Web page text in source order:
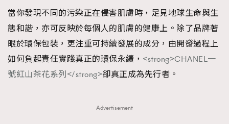
當你發現不同的污染正在侵害肌膚時，足見地球生命與生
態和諧，亦可反映於每個人的肌膚的健康上。除了品牌著
眼於環保包裝，更注重可持續發展的成分，由開發過程上
如何負起責任實踐真正的環保永續， <strong>CHANEL一
號紅山茶花系列</strong>卻真正成為先行者。
Advertisement